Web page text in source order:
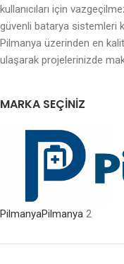
MARKA SEÇINIZ
PilmanyaPilmanya 2
kullanıcıları için
güvenli batarya sistemleri
Pilmanya üzerinden en
ulaşarak projelerinizde